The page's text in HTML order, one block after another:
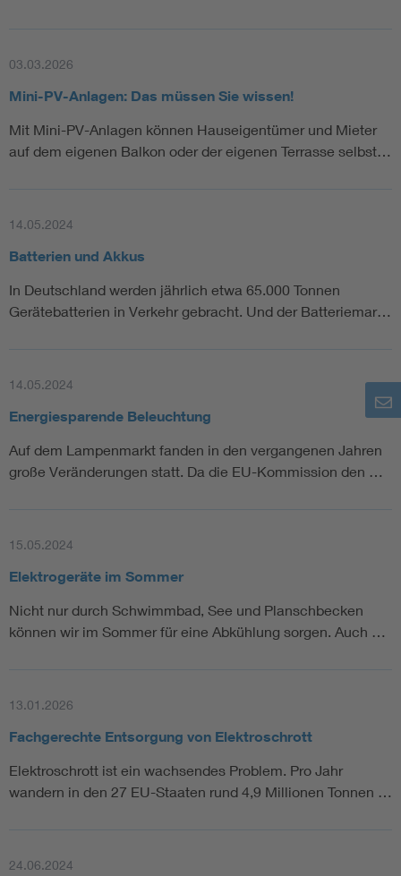
03.03.2026
Mini-PV-Anlagen: Das müssen Sie wissen!
Mit Mini-PV-Anlagen können Hauseigentümer und Mieter
auf dem eigenen Balkon oder der eigenen Terrasse selbst…
14.05.2024
Batterien und Akkus
In Deutschland werden jährlich etwa 65.000 Tonnen
Gerätebatterien in Verkehr gebracht. Und der Batteriemar…
14.05.2024
Energiesparende Beleuchtung
Auf dem Lampenmarkt fanden in den vergangenen Jahren
große Veränderungen statt. Da die EU-Kommission den …
15.05.2024
Elektrogeräte im Sommer
Nicht nur durch Schwimmbad, See und Planschbecken
können wir im Sommer für eine Abkühlung sorgen. Auch …
13.01.2026
Fachgerechte Entsorgung von Elektroschrott
Elektroschrott ist ein wachsendes Problem. Pro Jahr
wandern in den 27 EU-Staaten rund 4,9 Millionen Tonnen …
24.06.2024